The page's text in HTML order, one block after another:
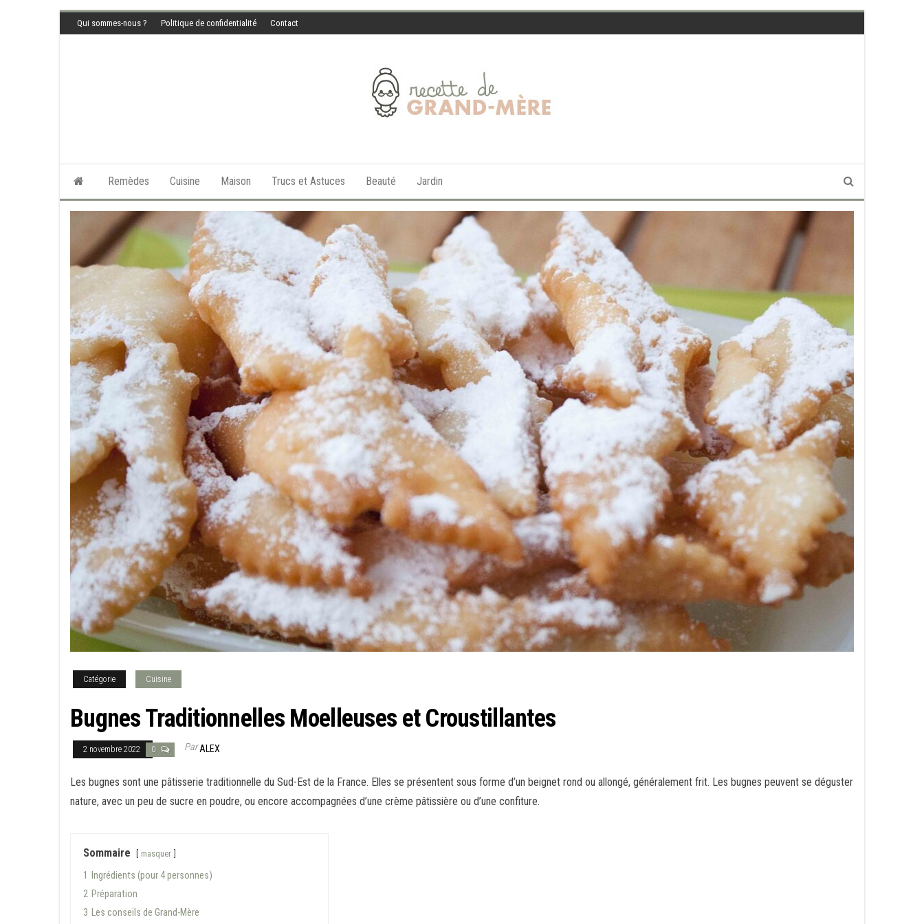
Skip
to
Qui sommes-nous ? Politique de confidentialité Contact
Grand-
Mère
Remèdes Cuisine Maison Trucs et Astuces Beauté Jardin
Catégorie Cuisine
Bugnes Traditionnelles Moelleuses et Croustillantes
2 novembre 2022 0 ParALEX
Les bugnes sont une pâtisserie traditionnelle du Sud-Est de la France. Elles se présentent sous forme d’un beignet rond ou allongé, généralement frit. Les bugnes peuvent se déguster
nature, avec un peu de sucre en poudre, ou encore accompagnées d’une crème pâtissière ou d’une confiture.
Sommaire masquer
1
Ingrédients (pour 4 personnes)
2 Préparation
3 Les conseils de Grand-Mère